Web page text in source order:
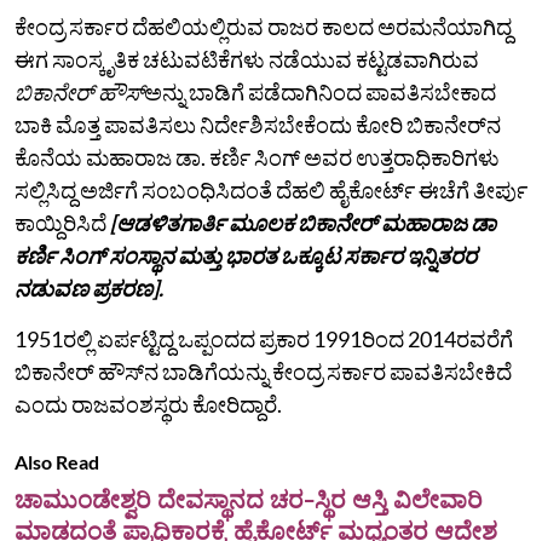
ಕೇಂದ್ರ ಸರ್ಕಾರ ದೆಹಲಿಯಲ್ಲಿರುವ ರಾಜರ ಕಾಲದ ಅರಮನೆಯಾಗಿದ್ದ
ಈಗ ಸಾಂಸ್ಕೃತಿಕ ಚಟುವಟಿಕೆಗಳು ನಡೆಯುವ ಕಟ್ಟಡವಾಗಿರುವ
ಬಿಕಾನೇರ್ ಹೌಸ್‌ಅನ್ನು ಬಾಡಿಗೆ ಪಡೆದಾಗಿನಿಂದ ಪಾವತಿಸಬೇಕಾದ
ಬಾಕಿ ಮೊತ್ತ ಪಾವತಿಸಲು ನಿರ್ದೇಶಿಸಬೇಕೆಂದು ಕೋರಿ ಬಿಕಾನೇರ್‌ನ
ಕೊನೆಯ ಮಹಾರಾಜ ಡಾ. ಕರ್ಣಿ ಸಿಂಗ್ ಅವರ ಉತ್ತರಾಧಿಕಾರಿಗಳು
ಸಲ್ಲಿಸಿದ್ದ ಅರ್ಜಿಗೆ ಸಂಬಂಧಿಸಿದಂತೆ ದೆಹಲಿ ಹೈಕೋರ್ಟ್ ಈಚೆಗೆ ತೀರ್ಪು
ಕಾಯ್ದಿರಿಸಿದೆ[ಆಡಳಿತಗಾರ್ತಿ ಮೂಲಕ ಬಿಕಾನೇರ್‌ ಮಹಾರಾಜ ಡಾ
ಕರ್ಣಿ ಸಿಂಗ್‌ ಸಂಸ್ಥಾನ ಮತ್ತು ಭಾರತ ಒಕ್ಕೂಟ ಸರ್ಕಾರ ಇನ್ನಿತರರ
ನಡುವಣ ಪ್ರಕರಣ].
1951ರಲ್ಲಿ ಏರ್ಪಟ್ಟಿದ್ದ ಒಪ್ಪಂದದ ಪ್ರಕಾರ 1991ರಿಂದ 2014ರವರೆಗೆ
ಬಿಕಾನೇರ್‌ ಹೌಸ್‌ನ ಬಾಡಿಗೆಯನ್ನು ಕೇಂದ್ರ ಸರ್ಕಾರ ಪಾವತಿಸಬೇಕಿದೆ
ಎಂದು ರಾಜವಂಶಸ್ಥರು ಕೋರಿದ್ದಾರೆ.
Also Read
ಚಾಮುಂಡೇಶ್ವರಿ ದೇವಸ್ಥಾನದ ಚರ-ಸ್ಥಿರ ಆಸ್ತಿ ವಿಲೇವಾರಿ
ಮಾಡದಂತೆ ಪ್ರಾಧಿಕಾರಕ್ಕೆ ಹೈಕೋರ್ಟ್‌ ಮಧ್ಯಂತರ ಆದೇಶ